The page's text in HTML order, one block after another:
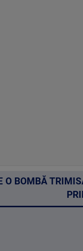
O BOMBĂ